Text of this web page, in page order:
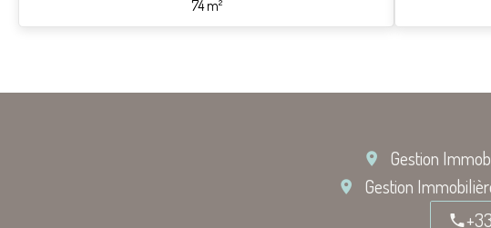
74 m²
Gestion
Gestion